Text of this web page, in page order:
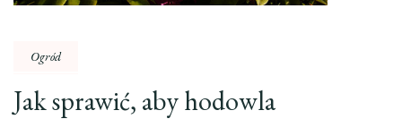
Ogród
Jak sprawić, aby hodowla